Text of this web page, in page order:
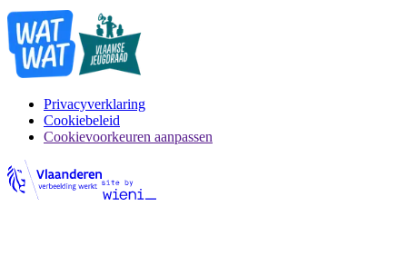
Privacyverklaring
Cookiebeleid
Cookievoorkeuren aanpassen